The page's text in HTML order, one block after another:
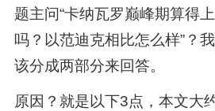
题主问“卡纳瓦罗巅峰期算得
吗？以范迪克相比怎么样”？
该分成两部分来回答。
原因？就是以下3点，本文大